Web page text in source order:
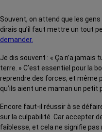
Souvent, on attend que les gens
dirais qu’il faut mettre un tout
demander.
Je dis souvent : « Ça n’a jamais
terre. » C’est essentiel pour la
reprendre des forces, et même
qu’ils aient une maman un petit
Encore faut-il réussir à se
sur la culpabilité. Car accepter
faiblesse, et cela ne signifie pas